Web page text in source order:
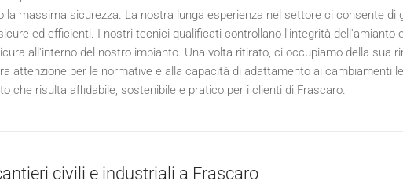
massima sicurezza. La nostra lunga esperienza nel settore ci consente di
ed efficienti. I nostri tecnici qualificati controllano l'integrità dell'amianto
all'interno del nostro impianto. Una volta ritirato, ci occupiamo della sua
attenzione per le normative e alla capacità di adattamento ai cambiamenti
che risulta affidabile, sostenibile e pratico per i clienti di Frascaro.
civili e industriali a Frascaro